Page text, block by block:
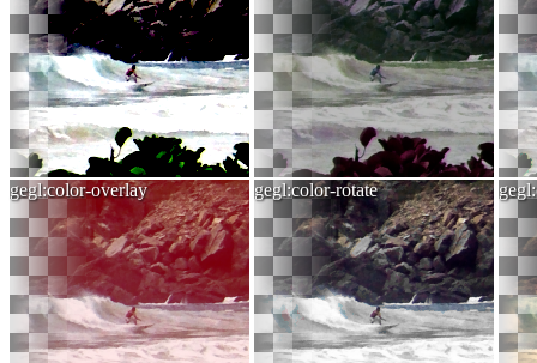
gegl:color-overlay gegl:color-rotate